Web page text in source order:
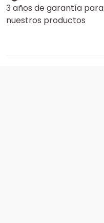
3 años de garantía para
nuestros productos